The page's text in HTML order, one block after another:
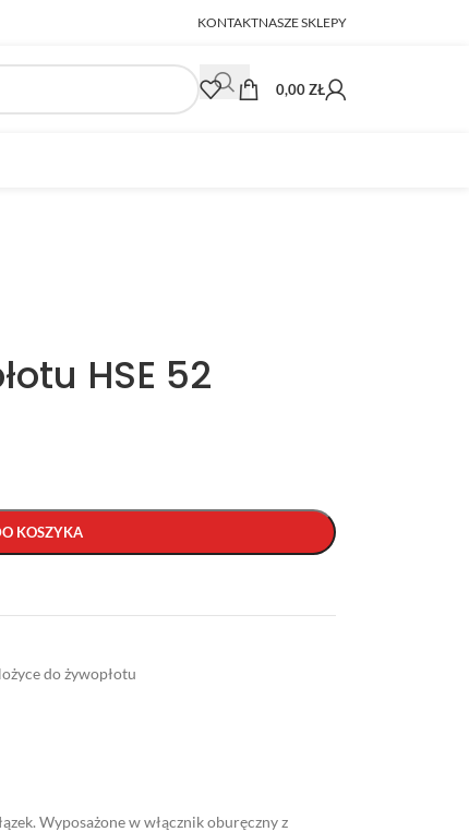
KONTAKTNASZE SKLEPY
0,00ZŁ
HSE 52
KOSZYKA
do żywopłotu
Wyposażone w włącznik oburęczny z